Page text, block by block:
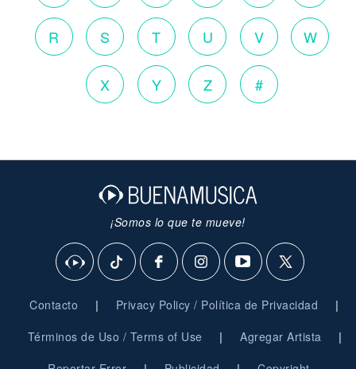
R S T U V W
X Y Z #
¡Somos lo que te mueve!
Contacto | Privacy Policy / Política de Privacidad |
Términos de Uso / Terms of Use | Agregar Artista |